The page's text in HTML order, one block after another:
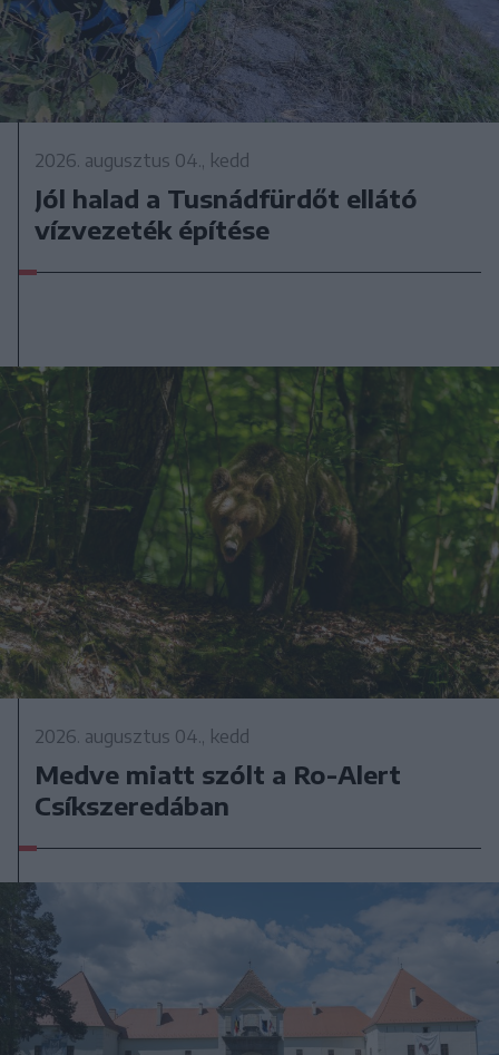
2026. augusztus 04., kedd
Jól halad a Tusnádfürdőt ellátó
vízvezeték építése
2026. augusztus 04., kedd
Medve miatt szólt a Ro-Alert
Csíkszeredában